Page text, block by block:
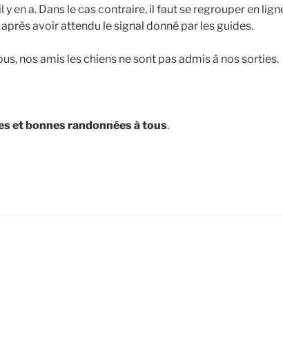
en a. Dans le cas contraire, il faut se regrouper en
après avoir attendu le signal donné par les guides.
nos amis les chiens ne sont pas admis à nos sorties.
et bonnes randonnées à tous.